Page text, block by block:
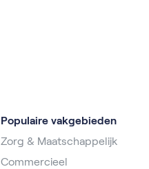
Populaire vakgebieden
Zorg & Maatschappelijk
Commercieel